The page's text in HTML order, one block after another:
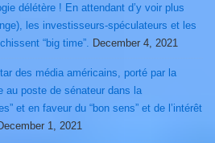
délétère ! En attendant d’y voir plus
les investisseurs-spéculateurs et les
“big time”. December 4, 2021
des média américains, porté par la
au poste de sénateur dans la
et en faveur du “bon sens” et de l’intérêt
1, 2021